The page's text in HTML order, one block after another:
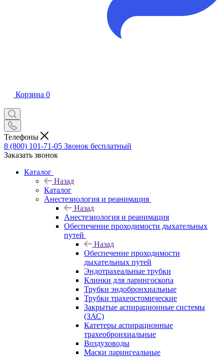
Корзина 0
Телефоны
8 (800) 101-71-05 Звонок бесплатный
Заказать звонок
Каталог
Назад
Каталог
Анестезиология и реанимация
Назад
Анестезиология и реанимация
Обеспечение проходимости дыхательных
путей
Назад
Обеспечение проходимости
дыхательных путей
Эндотрахеальные трубки
Клинки для ларингоскопа
Трубки эндобронхиальные
Трубки трахеостомические
Закрытые аспирационные системы
(ЗАС)
Катетеры аспирационные
трахеобронхиальные
Воздуховоды
Маски ларингеальные